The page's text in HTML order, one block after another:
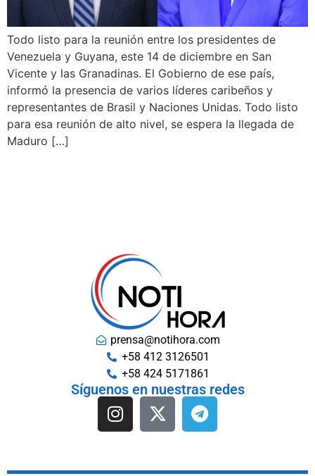
Todo listo para la reunión entre los presidentes de
Venezuela y Guyana, este 14 de diciembre en San
Vicente y las Granadinas. El Gobierno de ese país,
informó la presencia de varios líderes caribeños y
representantes de Brasil y Naciones Unidas. Todo listo
para esa reunión de alto nivel, se espera la llegada de
Maduro […]
prensa@notihora.com
+58 412 3126501
+58 424 5171861
Síguenos en nuestras redes